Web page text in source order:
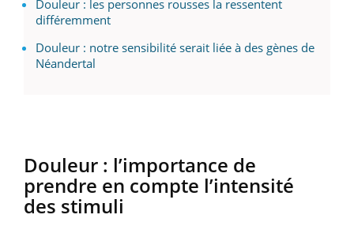
Douleur : les personnes rousses la ressentent
différemment
Douleur : notre sensibilité serait liée à des gènes de
Néandertal
Douleur : l’importance de
prendre en compte l’intensité
des stimuli